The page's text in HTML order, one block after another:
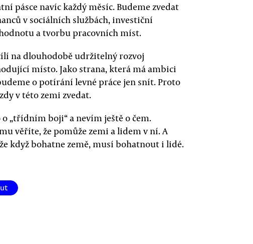
pásce navíc každý měsíc. Budeme zvedat
v sociálních službách, investiční
a tvorbu pracovních míst.
na dlouhodobě udržitelný rozvoj
místo. Jako strana, která má ambici
o potírání levné práce jen snít. Proto
v této zemi zvedat.
„třídním boji“ a nevím ještě o čem.
věříte, že pomůže zemi a lidem v ní. A
když bohatne země, musí bohatnout i lidé.